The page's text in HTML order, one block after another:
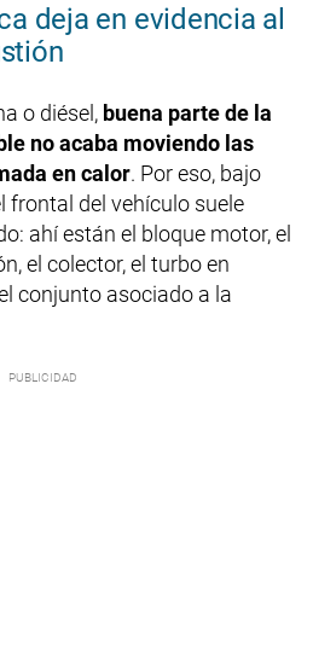
deja en evidencia al
o diésel, buena parte de la
no acaba moviendo las
en calor. Por eso, bajo
frontal del vehículo suele
ahí están el bloque motor, el
el colector, el turbo en
conjunto asociado a la